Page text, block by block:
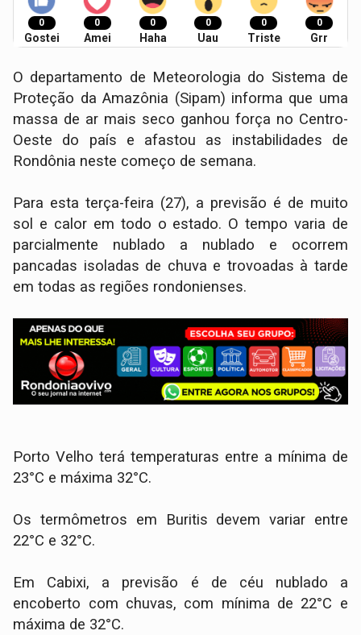
0
Gostei
0
Amei
0
Haha
0
Uau
0
Triste
0
Grr
O departamento de Meteorologia do Sistema de
Proteção da Amazônia (Sipam) informa que uma
massa de ar mais seco ganhou força no Centro-
Oeste do país e afastou as instabilidades de
Rondônia neste começo de semana.
Para esta terça-feira (27), a previsão é de muito
sol e calor em todo o estado. O tempo varia de
parcialmente nublado a nublado e ocorrem
pancadas isoladas de chuva e trovoadas à tarde
em todas as regiões rondonienses.
Porto Velho terá temperaturas entre a mínima de
23°C e máxima 32°C.
Os termômetros em Buritis devem variar entre
22°C e 32°C.
Em Cabixi, a previsão é de céu nublado a
encoberto com chuvas, com mínima de 22°C e
máxima de 32°C.